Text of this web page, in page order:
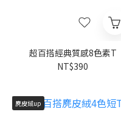
超百搭經典質感8色素T
NT$390
麂皮絨up